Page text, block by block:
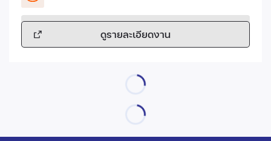
ดูรายละเอียดงาน